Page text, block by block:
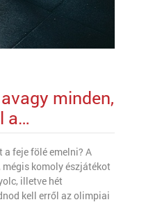
minden,
a
feje fölé emelni? A
komoly észjátékot
illetve hét
kell erről az olimpiai